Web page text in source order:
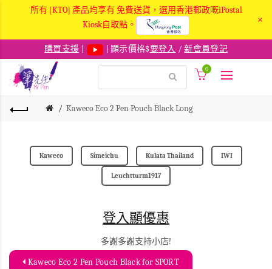
所有 [KTO] 產品均享有 免費送貨，選用香港郵政嘅iPostal
Kiosk自取點。
×
購買支援 | 顯示價格$要登入 /新會員登記
0
Kaweco Eco 2 Pen Pouch Black Long
Kaweco Simeichu Kulata Thailand IWI
Leuchtturm1917
登入顯優惠
多謝多謝支持小店!
Kaweco Eco 2 Pen Pouch Black for SPORT